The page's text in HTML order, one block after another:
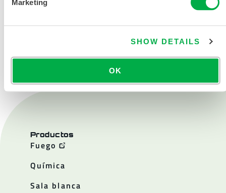
Marketing
SHOW DETAILS
OK
CONTÁCTENOS
Productos
Fuego
Química
Sala blanca